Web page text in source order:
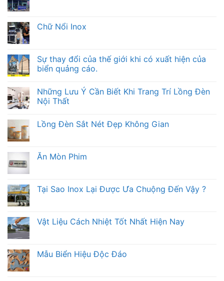
Chữ Nổi Inox
Sự thay đổi của thế giới khi có xuất hiện của
biển quảng cáo.
Những Lưu Ý Cần Biết Khi Trang Trí Lồng Đèn
Nội Thất
Lồng Đèn Sắt Nét Đẹp Không Gian
Ăn Mòn Phim
Tại Sao Inox Lại Được Ưa Chuộng Đến Vậy ?
Vật Liệu Cách Nhiệt Tốt Nhất Hiện Nay
Mẫu Biển Hiệu Độc Đáo